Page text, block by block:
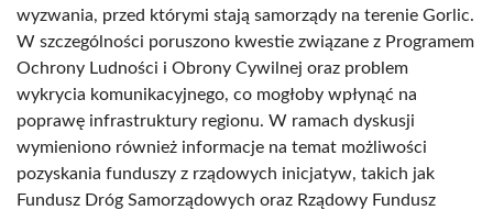
wyzwania, przed którymi stają samorządy na terenie Gorlic.
W szczególności poruszono kwestie związane z Programem
Ochrony Ludności i Obrony Cywilnej oraz problem
wykrycia komunikacyjnego, co mogłoby wpłynąć na
poprawę infrastruktury regionu. W ramach dyskusji
wymieniono również informacje na temat możliwości
pozyskania funduszy z rządowych inicjatyw, takich jak
Fundusz Dróg Samorządowych oraz Rządowy Fundusz